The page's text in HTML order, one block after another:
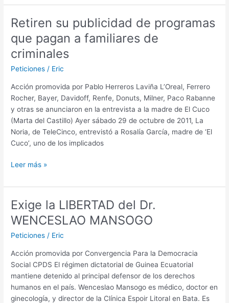
a
la
censura
#CensuraTwitter
Retiren su publicidad de programas
que pagan a familiares de
criminales
Peticiones / Eric
Acción promovida por Pablo Herreros Laviña L’Oreal, Ferrero
Rocher, Bayer, Davidoff, Renfe, Donuts, Milner, Paco Rabanne
y otras se anunciaron en la entrevista a la madre de El Cuco
(Marta del Castillo) Ayer sábado 29 de octubre de 2011, La
Noria, de TeleCinco, entrevistó a Rosalía García, madre de ‘El
Cuco’, uno de los implicados
Retiren
publicidad
programas
que
pagan
familiares
de
criminales
Leer más »
Exige la LIBERTAD del Dr.
WENCESLAO MANSOGO
Peticiones / Eric
Acción promovida por Convergencia Para la Democracia
Social CPDS El régimen dictatorial de Guinea Ecuatorial
mantiene detenido al principal defensor de los derechos
humanos en el país. Wenceslao Mansogo es médico, doctor en
ginecología, y director de la Clínica Espoir Litoral en Bata. Es